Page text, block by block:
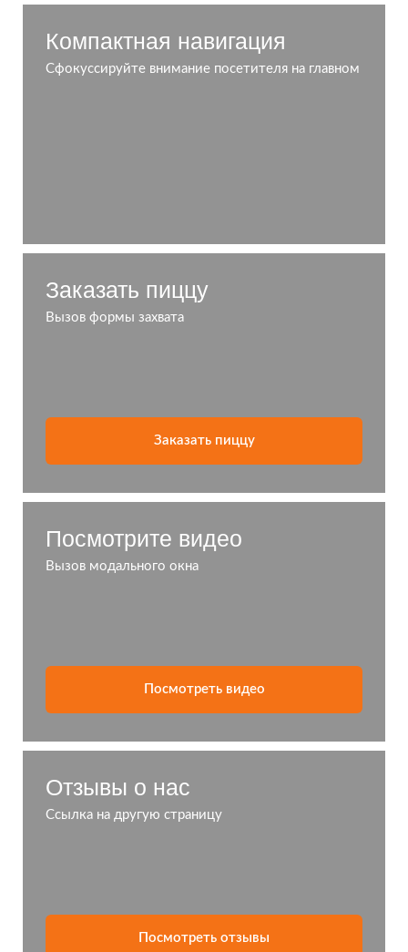
Компактная навигация
Сфокуссируйте внимание посетителя на главном
Заказать пиццу
Вызов формы захвата
Заказать пиццу
Посмотрите видео
Вызов модального окна
Посмотреть видео
Отзывы о нас
Ссылка на другую страницу
Посмотреть отзывы